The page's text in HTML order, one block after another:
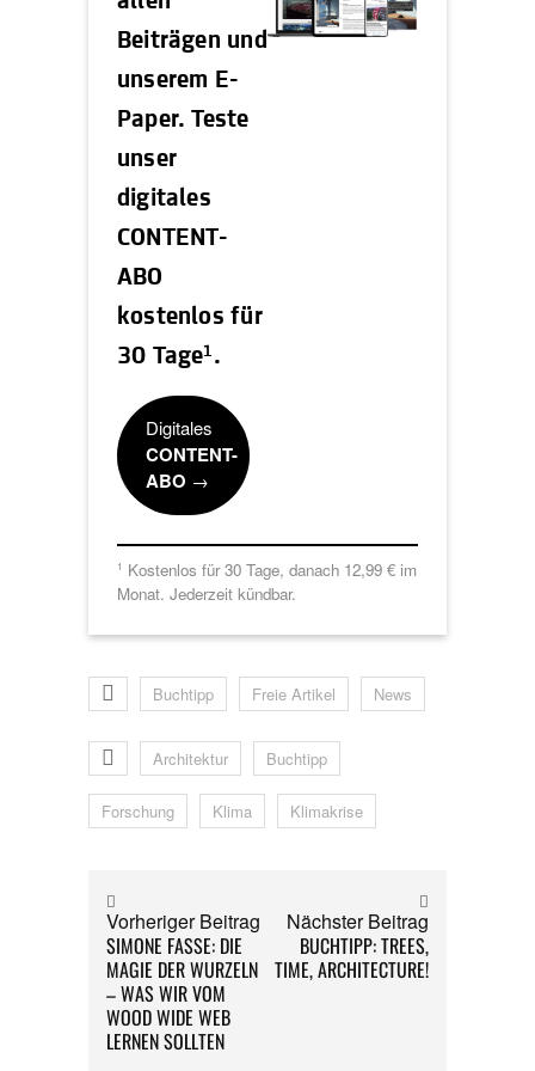
Beiträgen und
unserem E-
Paper. Teste
unser
digitales
CONTENT-
ABO
kostenlos für
30 Tage1 .
Digitales
CONTENT-
ABO →
1 Kostenlos für 30 Tage, danach 12,99 € im
Monat. Jederzeit kündbar.
Buchtipp Freie Artikel News
Architektur Buchtipp
Forschung Klima Klimakrise
Vorheriger Beitrag
SIMONE FASSE: DIE
MAGIE DER WURZELN
– WAS WIR VOM
WOOD WIDE WEB
LERNEN SOLLTEN
Nächster Beitrag
BUCHTIPP: TREES,
TIME, ARCHITECTURE!